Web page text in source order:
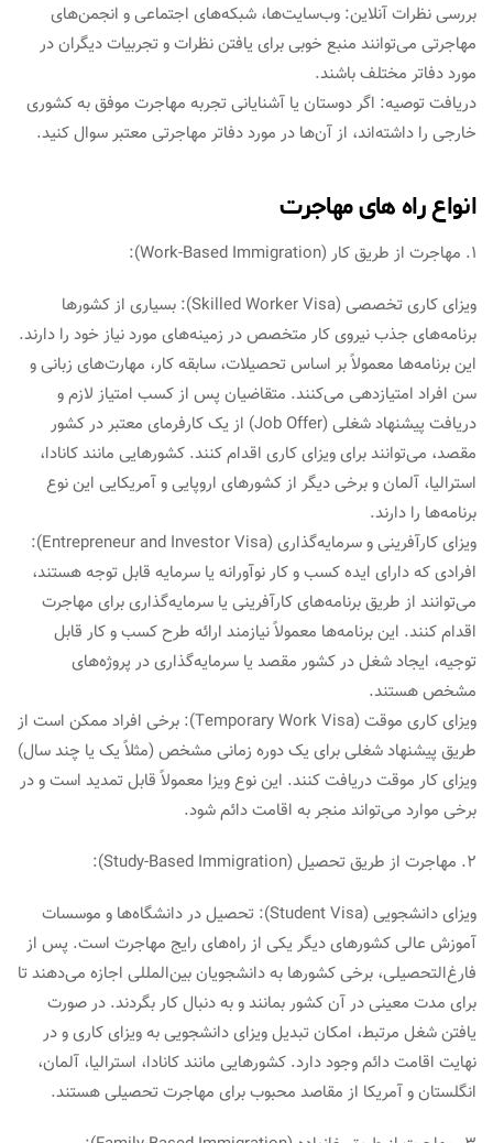
بررسی نظرات آنلاین: وب‌سایت‌ها، شبکه‌های اجتماعی و انجمن‌های
مهاجرتی می‌توانند منبع خوبی برای یافتن نظرات و تجربیات دیگران در
مورد دفاتر مختلف باشند.
دریافت توصیه: اگر دوستان یا آشنایانی تجربه مهاجرت موفق به کشوری
خارجی را داشته‌اند، از آن‌ها در مورد دفاتر مهاجرتی معتبر سوال کنید.
انواع راه های مهاجرت
1. مهاجرت از طریق کار (Work-Based Immigration):
ویزای کاری تخصصی (Skilled Worker Visa): بسیاری از کشورها
برنامه‌های جذب نیروی کار متخصص در زمینه‌های مورد نیاز خود را دارند.
این برنامه‌ها معمولاً بر اساس تحصیلات، سابقه کار، مهارت‌های زبانی و
سن افراد امتیازدهی می‌کنند. متقاضیان پس از کسب امتیاز لازم و
دریافت پیشنهاد شغلی (Job Offer) از یک کارفرمای معتبر در کشور
مقصد، می‌توانند برای ویزای کاری اقدام کنند. کشورهایی مانند کانادا،
استرالیا، آلمان و برخی دیگر از کشورهای اروپایی و آمریکایی این نوع
برنامه‌ها را دارند.
ویزای کارآفرینی و سرمایه‌گذاری (Entrepreneur and Investor Visa):
افرادی که دارای ایده کسب و کار نوآورانه یا سرمایه قابل توجه هستند،
می‌توانند از طریق برنامه‌های کارآفرینی یا سرمایه‌گذاری برای مهاجرت
اقدام کنند. این برنامه‌ها معمولاً نیازمند ارائه طرح کسب و کار قابل
توجیه، ایجاد شغل در کشور مقصد یا سرمایه‌گذاری در پروژه‌های
مشخص هستند.
ویزای کاری موقت (Temporary Work Visa): برخی افراد ممکن است از
طریق پیشنهاد شغلی برای یک دوره زمانی مشخص (مثلاً یک یا چند سال)
ویزای کار موقت دریافت کنند. این نوع ویزا معمولاً قابل تمدید است و در
برخی موارد می‌تواند منجر به اقامت دائم شود.
2. مهاجرت از طریق تحصیل (Study-Based Immigration):
ویزای دانشجویی (Student Visa): تحصیل در دانشگاه‌ها و موسسات
آموزش عالی کشورهای دیگر یکی از راه‌های رایج مهاجرت است. پس از
فارغ‌التحصیلی، برخی کشورها به دانشجویان بین‌المللی اجازه می‌دهند تا
برای مدت معینی در آن کشور بمانند و به دنبال کار بگردند. در صورت
یافتن شغل مرتبط، امکان تبدیل ویزای دانشجویی به ویزای کاری و در
نهایت اقامت دائم وجود دارد. کشورهایی مانند کانادا، استرالیا، آلمان،
انگلستان و آمریکا از مقاصد محبوب برای مهاجرت تحصیلی هستند.